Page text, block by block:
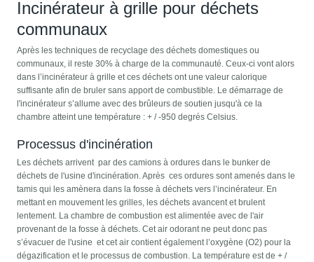
Incinérateur à grille pour déchets
communaux
Après les techniques de recyclage des déchets domestiques ou
communaux, il reste 30% à charge de la communauté. Ceux-ci vont alors
dans l’incinérateur à grille et ces déchets ont une valeur calorique
suffisante afin de bruler sans apport de combustible. Le démarrage de
l'incinérateur s’allume avec des brûleurs de soutien jusqu'à ce la
chambre atteint une température : + / -950 degrés Celsius.
Processus d'incinération
Les déchets arrivent par des camions à ordures dans le bunker de
déchets de l'usine d'incinération. Après ces ordures sont amenés dans le
tamis qui les amènera dans la fosse à déchets vers l’incinérateur. En
mettant en mouvement les grilles, les déchets avancent et brulent
lentement. La chambre de combustion est alimentée avec de l'air
provenant de la fosse à déchets. Cet air odorant ne peut donc pas
s’évacuer de l'usine et cet air contient également l’oxygène (O2) pour la
dégazification et le processus de combustion. La température est de + /